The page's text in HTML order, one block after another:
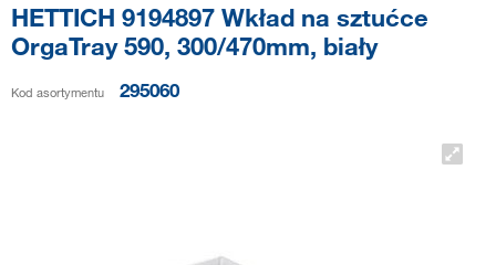
HETTICH 9194897 Wkład na sztućce
OrgaTray 590, 300/470mm, biały
Kod asortymentu 295060